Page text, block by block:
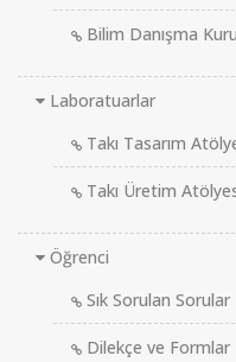
Bilim Danışma
Laboratuarlar
Takı Tasarım
Takı Üretim
Öğrenci
Sık Sorulan Sorular
Dilekçe ve Formlar